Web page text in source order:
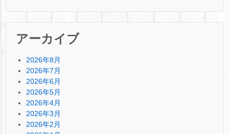
アーカイブ
2026年8月
2026年7月
2026年6月
2026年5月
2026年4月
2026年3月
2026年2月